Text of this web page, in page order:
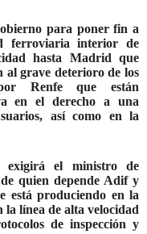
para poner fin a
ferroviaria interior de
hasta Madrid que
al grave deterioro de los
Renfe que están
en el derecho a una
así como en la
exigirá el ministro de
quien depende Adif y
está produciendo en la
línea de alta velocidad
de inspección y